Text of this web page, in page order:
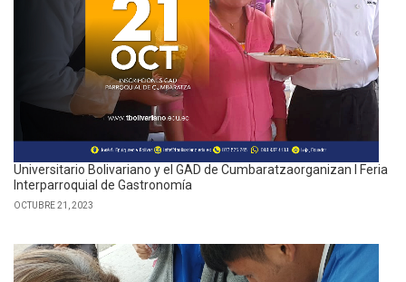
Universitario Bolivariano y el GAD de Cumbaratzaorganizan I Feria
Interparroquial de Gastronomía
OCTUBRE 21, 2023